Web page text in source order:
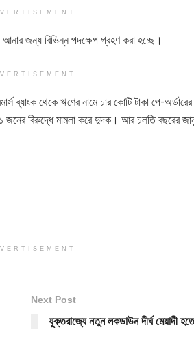
জন্য বিভিন্ন পদক্ষেপ গ্রহণ করা হচ্ছে।
ব্যাংক থেকে ঋণের নামে চার কোটি টাকা পে-
জনের বিরুদ্ধে মামলা করে দুদক। আর চলতি বছরের
Next Post
যুক্তরাজ্যে নতুন লকডাউন দীর্ঘ মেয়াদী হতে